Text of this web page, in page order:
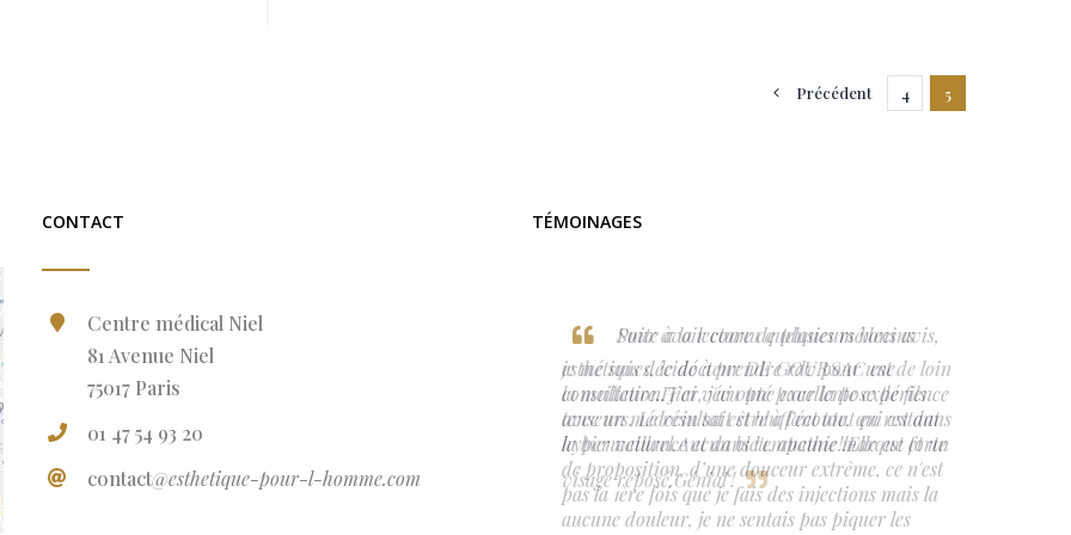
Précédent 4 5
CONTACT
Centre médical Niel
81 Avenue Niel
75017 Paris
01 47 54 93 20
contact@esthetique-pour-l-homme.com
TÉMOINAGES
Pour avoir connu quelques médecins
esthétiques, le docteur DE GOURSAC est de loin
la meilleure.Hier, j'ai opté pour la pose de fils
tenseurs. Le résultat est bluffant tout en restant
hyper naturel.Aucun bleu, aucune marque et un
visage reposé.Génial !